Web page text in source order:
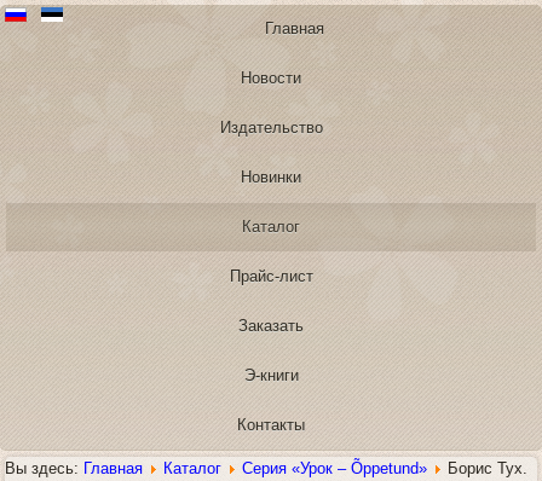
Главная
Новости
Издательство
Новинки
Каталог
Прайс-лист
Заказать
Э-книги
Контакты
Вы здесь: Главная Каталог Серия «Урок – Õppetund»
Борис Тух.